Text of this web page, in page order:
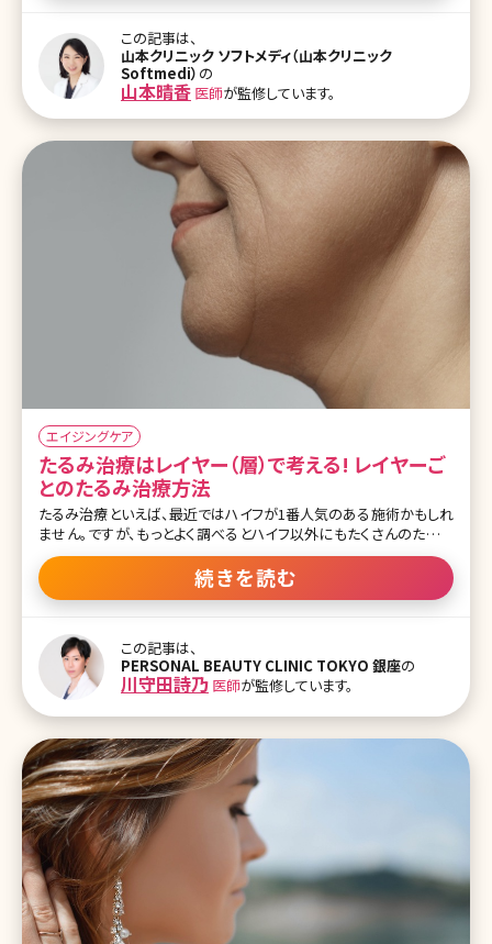
のたるみは表皮・真皮・皮下脂肪・筋肉・骨まで様々な層の変化が重
なって起こるため、一人ひとりの状態に合わせたアプローチが必要
です。現在のたるみの程度やライフスタイルを考慮して、その方に最
適な治療計画を組み立てることが重要といえます。 目次 1.美容外科
でできる顔のリフトアップ方法とは?〜手術による切る顔のリフトアッ
とめ〜効
この記事は、
山本クリニック ソフトメディ（山本クリニック
Softmedi） の
山本晴香 医師が監修しています。
エイジングケア
たるみ治療はレイヤー（層）で考える! レイヤーご
とのたるみ治療方法
たるみ治療といえば、最近ではハイフが1番人気のある施術かもしれ
ません。ですが、もっとよく調べるとハイフ以外にもたくさんのたるみ
治療があることに気がつくと思います。超音波、RF、ヒアルロン
酸……一体自分的にはどれがたるみに効果のある治療なのか、調
べても一般の方が理解するのはとても難しいと思います。 多くの治療
まうのではないでしょうか? 今回はそんなたるみ治療難民の皆さま
に、クリニックではどういった考え方でたるみ治療を提案しているの
か、ドクターはどこを診てたるみ治療をすすめているのか、そのひとつ
の極意をお伝えしていきます。 【監修医師からのワンポイント】たるみ
は年齢とともに進行し、誰しも避けられない変化です。たるみを完全
大きく改善したり予防的な効果が期待でき
続きを読む
この記事は、
PERSONAL BEAUTY CLINIC TOKYO 銀座の
川守田詩乃 医師が監修しています。